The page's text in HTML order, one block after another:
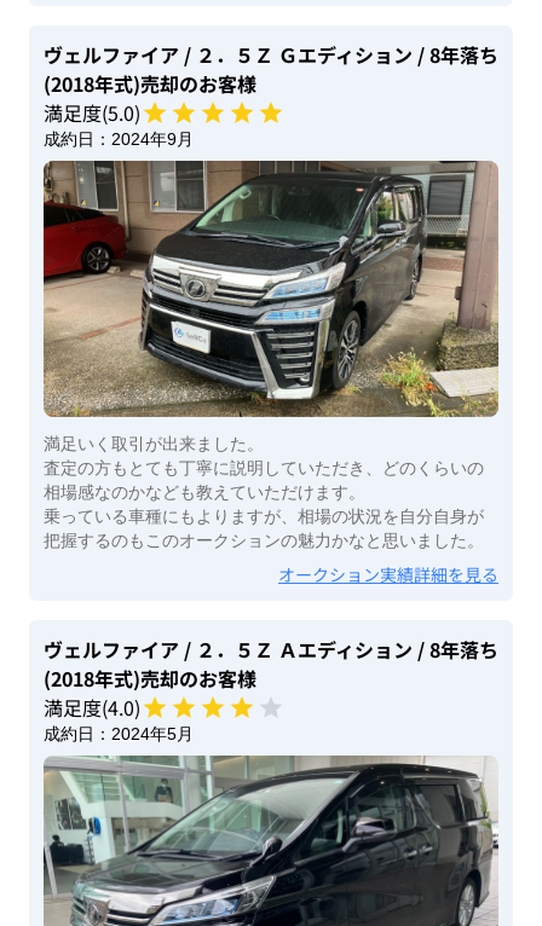
ヴェルファイア / ２．５Ｚ Ｇエディション / 8年落ち
(2018年式)売却のお客様
満足度(5.0)
成約日： 2024年9月
満足いく取引が出来ました。
査定の方もとても丁寧に説明していただき、どのくらいの
相場感なのかなども教えていただけます。
乗っている車種にもよりますが、相場の状況を自分自身が
把握するのもこのオークションの魅力かなと思いました。
オークション実績詳細を見る
ヴェルファイア / ２．５Ｚ Ａエディション / 8年落ち
(2018年式)売却のお客様
満足度(4.0)
成約日： 2024年5月